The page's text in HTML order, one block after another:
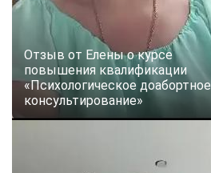
Отзыв от Елены о курсе
повышения квалификации
«Психологическое доабортное
консультирование»